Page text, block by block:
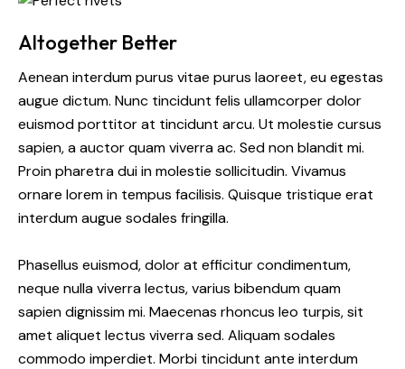
Altogether Better
Aenean interdum purus vitae purus laoreet, eu egestas
augue dictum. Nunc tincidunt felis ullamcorper dolor
euismod porttitor at tincidunt arcu. Ut molestie cursus
sapien, a auctor quam viverra ac. Sed non blandit mi.
Proin pharetra dui in molestie sollicitudin. Vivamus
ornare lorem in tempus facilisis. Quisque tristique erat
interdum augue sodales fringilla.
Phasellus euismod, dolor at efficitur condimentum,
neque nulla viverra lectus, varius bibendum quam
sapien dignissim mi. Maecenas rhoncus leo turpis, sit
amet aliquet lectus viverra sed. Aliquam sodales
commodo imperdiet. Morbi tincidunt ante interdum